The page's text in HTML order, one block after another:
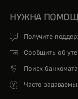
НУЖНА
Получите
Сообщить об
Поиск банкомата
Часто